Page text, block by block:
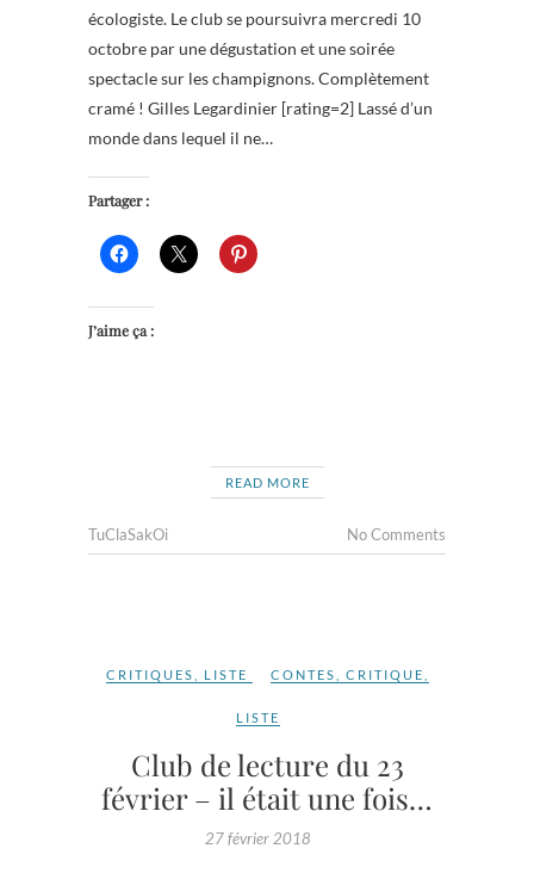
écologiste. Le club se poursuivra mercredi 10
octobre par une dégustation et une soirée
spectacle sur les champignons. Complètement
cramé ! Gilles Legardinier [rating=2] Lassé d’un
monde dans lequel il ne…
Partager :
J’aime ça :
READ MORE
TuClaSakOi No Comments
CRITIQUES LISTE CONTES CRITIQUE
LISTE
Club de lecture du 23
février – il était une fois…
27 février 2018